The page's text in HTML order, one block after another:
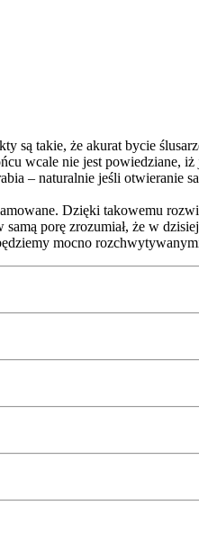
są takie, że akurat bycie
wcale nie jest powiedziane, iż
– naturalnie jeśli otwieranie
Dzięki takowemu
porę zrozumiał, że w
mocno